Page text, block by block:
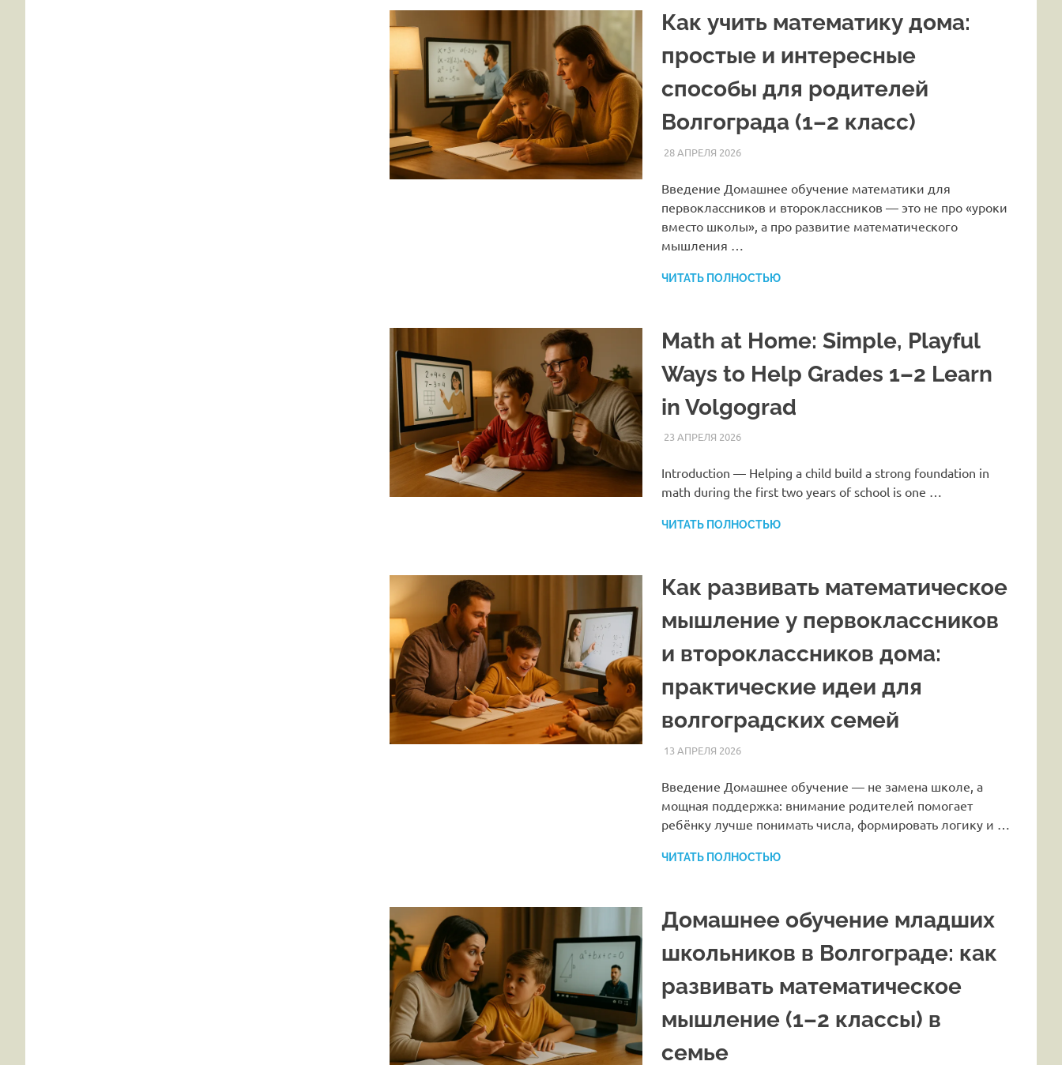
Как учить математику дома:
простые и интересные
способы для родителей
Волгограда (1–2 класс)
28 АПРЕЛЯ 2026HOMELESSONS
СТАТЬИ
Введение Домашнее обучение математики для
первоклассников и второклассников — это не про «уроки
вместо школы», а про развитие математического
мышления …
ЧИТАТЬ ПОЛНОСТЬЮ
Math at Home: Simple, Playful
Ways to Help Grades 1–2 Learn
in Volgograd
23 АПРЕЛЯ 2026HOMELESSONS
СТАТЬИ
Introduction — Helping a child build a strong foundation in
math during the first two years of school is one …
ЧИТАТЬ ПОЛНОСТЬЮ
Как развивать математическое
мышление у первоклассников
и второклассников дома:
практические идеи для
волгоградских семей
13 АПРЕЛЯ 2026HOMELESSONS
СТАТЬИ
Введение Домашнее обучение — не замена школе, а
мощная поддержка: внимание родителей помогает
ребёнку лучше понимать числа, формировать логику и …
ЧИТАТЬ ПОЛНОСТЬЮ
Домашнее обучение младших
школьников в Волгограде: как
развивать математическое
мышление (1–2 классы) в
семье